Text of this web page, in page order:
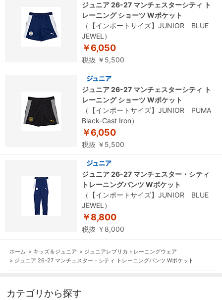
ジュニア 26-27 マンチェスターシティ ト
レーニング ショーツ Wポケット
（【インポートサイズ】JUNIOR BLUE
JEWEL）
￥6,050
税抜 ￥5,500
ジュニア 26-27 マンチェスターシティ ト
レーニング ショーツ Wポケット
（【インポートサイズ】JUNIOR PUMA
Black-Cast Iron）
￥6,050
税抜 ￥5,500
ジュニア 26-27 マンチェスター・シティ
トレーニングパンツ Wポケット
（【インポートサイズ】JUNIOR BLUE
JEWEL）
￥8,800
税抜 ￥8,000
ホーム > キッズ＆ジュニア > ジュニアレプリカトレーニングウェア
> ジュニア 26-27 マンチェスター・シティ トレーニングパンツ Wポケット
カテゴリから探す